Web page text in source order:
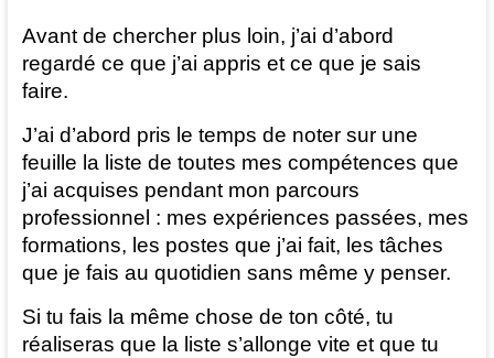
Avant de chercher plus loin, j’ai d’abord
regardé ce que j’ai appris et ce que je sais
faire.
J’ai d’abord pris le temps de noter sur une
feuille la liste de toutes mes compétences que
j’ai acquises pendant mon parcours
professionnel : mes expériences passées, mes
formations, les postes que j’ai fait, les tâches
que je fais au quotidien sans même y penser.
Si tu fais la même chose de ton côté, tu
réaliseras que la liste s’allonge vite et que tu